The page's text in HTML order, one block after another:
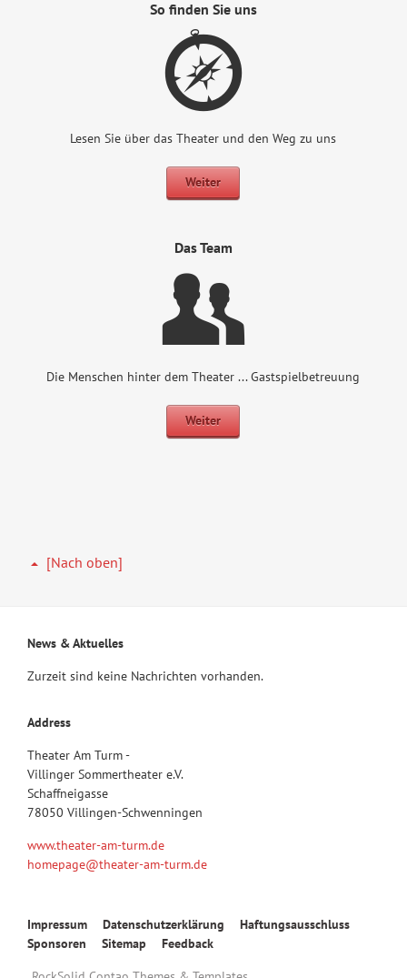
So finden Sie uns
Lesen Sie über das Theater und den Weg zu uns
Weiter
Das Team
Die Menschen hinter dem Theater ... Gastspielbetreuung
Weiter
[Nach oben]
News & Aktuelles
Zurzeit sind keine Nachrichten vorhanden.
Address
Theater Am Turm -
Villinger Sommertheater e.V.
Schaffneigasse
78050 Villingen-Schwenningen
www.theater-am-turm.de
homepage@theater-am-turm.de
Navigation
überspringen
Impressum Datenschutzerklärung
Haftungsausschluss
Sponsoren
Sitemap
Feedback